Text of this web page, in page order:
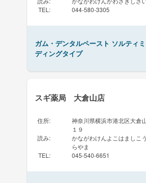
TEL : 044-580-3305
ガム・デンタルペースト ソルティ
ディングタイプ
スギ薬局 大倉山店
住所:
神奈川県横浜市港北区大倉
１９
読み:
かながわけんよこはましこ
らやま
TEL : 045-540-6651